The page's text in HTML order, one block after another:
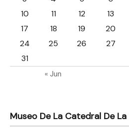
« Jun
10
11 12 13
17
18 19 20
24
25 26 27
31
Museo De La Catedral De